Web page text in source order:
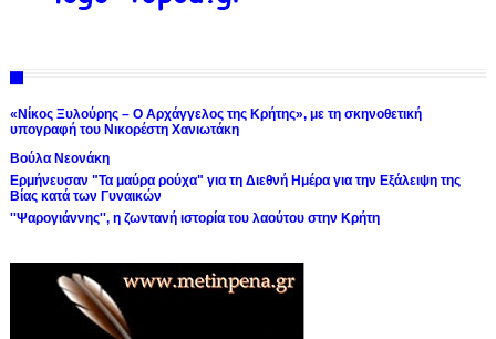
«Νίκος Ξυλούρης – Ο Αρχάγγελος της Κρήτης», με τη σκηνοθετική
υπογραφή του Νικορέστη Χανιωτάκη
Βούλα Νεονάκη
Ερμήνευσαν "Τα μαύρα ρούχα" για τη Διεθνή Ημέρα για την Εξάλειψη της
Βίας κατά των Γυναικών
''Ψαρογιάννης'', η ζωντανή ιστορία του λαούτου στην Κρήτη